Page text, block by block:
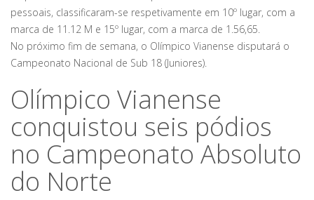
pessoais, classificaram-se respetivamente em 10º lugar, com a
marca de 11.12 M e 15º lugar, com a marca de 1.56,65.
No próximo fim de semana, o Olímpico Vianense disputará o
Campeonato Nacional de Sub 18 (Juniores).
Olímpico Vianense
conquistou seis pódios
no Campeonato Absoluto
do Norte